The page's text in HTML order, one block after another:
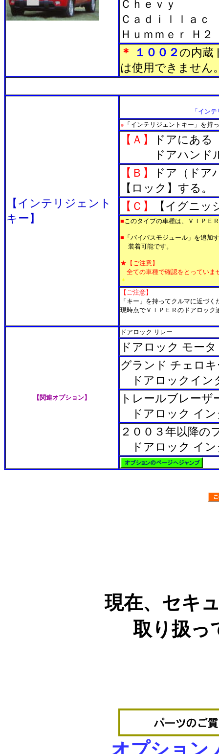
Ｃｈｅｖｙ
Ｃａｄｉｌｌａｃ
Ｈｕｍｍｅｒ Ｈ２
＊
１００２ の内蔵
は使用できません
【インテリジェント
キー】
「イン
● 「インテリジェントキー」を持
【Ａ】
ドアにある
ドアハンド
【Ｂ】
ドア（ドア
【ロック】する。
【Ｃ】
【イグニ
■このタイプの車種は、ＶＩＰＥ
■ 「バイパスモジュール」を追加
装着可能です。
★【ご注意】
全ての車種で確認をとっていま
＊
【ご注意】
「キー」を持ってクルマに近づ
現時点でＶＩＰＥＲのドアロック
【関連オプション】
ドアロック リレー
ドアロック モータ
グランド チェロ
ドアロックイン
トレールブレーザ
ドアロック イン
２００３年以降の
ドアロック イ
現在、セキ
取り扱っ
オプション